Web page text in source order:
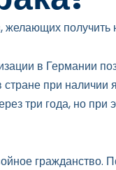
получить
в Германии
при наличии
три года, но при
гражданство.